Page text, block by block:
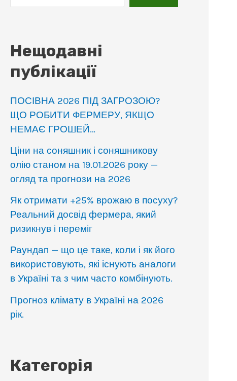
Нещодавні
публікації
ПОСІВНА 2026 ПІД ЗАГРОЗОЮ?
ЩО РОБИТИ ФЕРМЕРУ, ЯКЩО
НЕМАЄ ГРОШЕЙ…
Ціни на соняшник і соняшникову
олію станом на 19.01.2026 року —
огляд та прогнози на 2026
Як отримати +25% врожаю в посуху?
Реальний досвід фермера, який
ризикнув і переміг
Раундап — що це таке, коли і як його
використовують, які існують аналоги
в Україні та з чим часто комбінують.
Прогноз клімату в Україні на 2026
рік.
Категорія